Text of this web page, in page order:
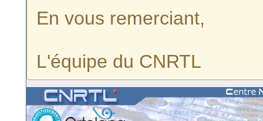
En vous remerciant,
L'équipe du CNRTL